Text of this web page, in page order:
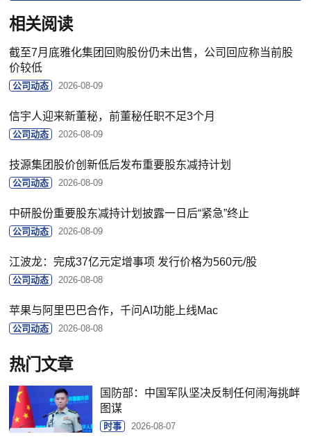
相关阅读
截至7月底雅化集团回购股份仍未出售，公司回应称当前股
价较低
公司动态 2026-08-09
信宇人迎来新董秘，前董秘任职不足3个月
公司动态 2026-08-09
技源集团股价创新低后发布重要股东减持计划
公司动态 2026-08-09
中研股份重要股东减持计划披露一日后“紧急”终止
公司动态 2026-08-09
江波龙：完成37亿元定增事项 发行价格为560元/股
公司动态 2026-08-08
苹果与阿里巴巴合作，千问AI功能上线Mac
公司动态 2026-08-08
热门文章
国防部：中国军队坚决反制任何闹海挑衅
图谋
时事 2026-08-07